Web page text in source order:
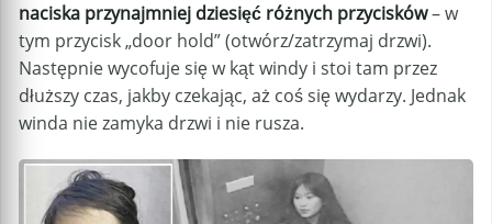
naciska przynajmniej dziesięć różnych przycisków– w
tym przycisk „door hold” (otwórz/zatrzymaj drzwi).
Następnie wycofuje się w kąt windy i stoi tam przez
dłuższy czas, jakby czekając, aż coś się wydarzy. Jednak
winda nie zamyka drzwi i nie rusza.